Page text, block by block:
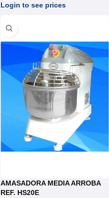
Login to see prices
AMASADORA MEDIA ARROBA
REF. HS20E